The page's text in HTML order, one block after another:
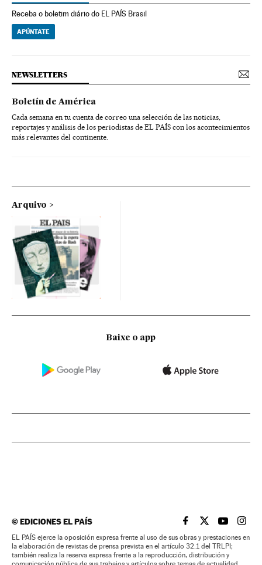
Receba o boletim diário do EL PAÍS Brasil
APÚNTATE
NEWSLETTERS
Boletín de América
Cada semana en tu cuenta de correo una selección de las noticias,
reportajes y análisis de los periodistas de EL PAÍS con los acontecimientos
más relevantes del continente.
Arquivo
Baixe o app
©EDICIONES EL PAÍS EL PAÍS BRASIL EN
EL PAÍSEL PAÍS
EL
EL PAÍS ejerce la oposición expresa frente al uso de sus obras y prestaciones en
la elaboración de revistas de prensa prevista en el artículo 32.1 del TRLPI;
también realiza la reserva expresa frente a la reproducción, distribución y